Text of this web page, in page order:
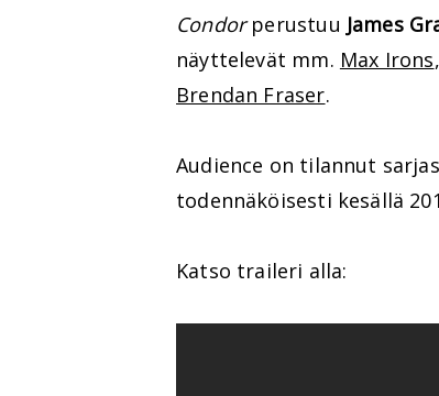
Condorperustuu James
näyttelevät mm. Max Irons,
Brendan Fraser.
Audience on tilannut
todennäköisesti kesällä
Katso traileri alla: